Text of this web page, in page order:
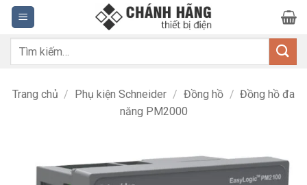
Bỏ
qua
nội
dung
Tìm
Trang chủ / Phụ kiện Schneider / Đồng hồ / Đồng hồ đa
năng PM2000